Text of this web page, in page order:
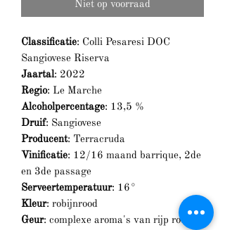
Niet op voorraad
Classificatie: Colli Pesaresi DOC
Sangiovese Riserva
Jaartal: 2022
Regio: Le Marche
Alcoholpercentage: 13,5 %
Druif: Sangiovese
Producent: Terracruda
Vinificatie: 12/16 maand barrique, 2de
en 3de passage
Serveertemperatuur: 16°
Kleur: robijnrood
Geur: complexe aroma's van rijp rood